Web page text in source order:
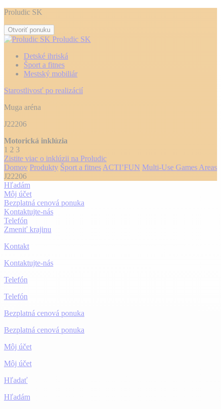
Proludic SK
Otvoriť ponuku
Proludic SK
Detské ihriská
Šport a fitnes
Mestský mobiliár
Starostlivosť po realizácií
Muga aréna
J22206
Motorická inklúzia
1 2 3
Zistite viac o inklúzii na Proludic
Domov Produkty Šport a fitnes ACTI’FUN Multi-Use Games Areas
J22206
Hľadám
Môj účet
Bezplatná cenová ponuka
Kontaktujte-nás
Telefón
Zmeniť krajinu
Kontakt
Kontaktujte-nás
Telefón
Telefón
Bezplatná cenová ponuka
Bezplatná cenová ponuka
Môj účet
Môj účet
Hľadať
Hľadám